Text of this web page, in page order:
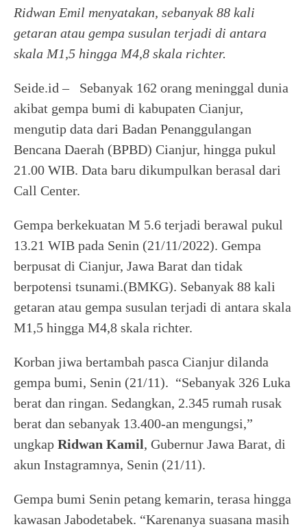
Ridwan Emil menyatakan, sebanyak 88 kali
getaran atau gempa susulan terjadi di antara
skala M1,5 hingga M4,8 skala richter.
Seide.id – Sebanyak 162 orang meninggal dunia
akibat gempa bumi di kabupaten Cianjur,
mengutip data dari Badan Penanggulangan
Bencana Daerah (BPBD) Cianjur, hingga pukul
21.00 WIB. Data baru dikumpulkan berasal dari
Call Center.
Gempa berkekuatan M 5.6 terjadi berawal pukul
13.21 WIB pada Senin (21/11/2022). Gempa
berpusat di Cianjur, Jawa Barat dan tidak
berpotensi tsunami.(BMKG). Sebanyak 88 kali
getaran atau gempa susulan terjadi di antara skala
M1,5 hingga M4,8 skala richter.
Korban jiwa bertambah pasca Cianjur dilanda
gempa bumi, Senin (21/11). “Sebanyak 326 Luka
berat dan ringan. Sedangkan, 2.345 rumah rusak
berat dan sebanyak 13.400-an mengungsi,”
ungkap Ridwan Kamil, Gubernur Jawa Barat, di
akun Instagramnya, Senin (21/11).
Gempa bumi Senin petang kemarin, terasa hingga
kawasan Jabodetabek. “Karenanya suasana masih